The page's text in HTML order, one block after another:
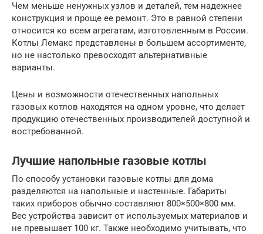
Чем меньше ненужных узлов и деталей, тем надежнее
конструкция и проще ее ремонт. Это в равной степени
относится ко всем агрегатам, изготовленным в России.
Котлы Лемакс представлены в большем ассортименте,
но не настолько превосходят альтернативные
варианты.
Цены и возможности отечественных напольных
газовых котлов находятся на одном уровне, что делает
продукцию отечественных производителей доступной и
востребованной.
Лучшие напольные газовые котлы
По способу установки газовые котлы для дома
разделяются на напольные и настенные. Габариты
таких приборов обычно составляют 800×500×800 мм.
Вес устройства зависит от используемых материалов и
не превышает 100 кг. Также необходимо учитывать, что